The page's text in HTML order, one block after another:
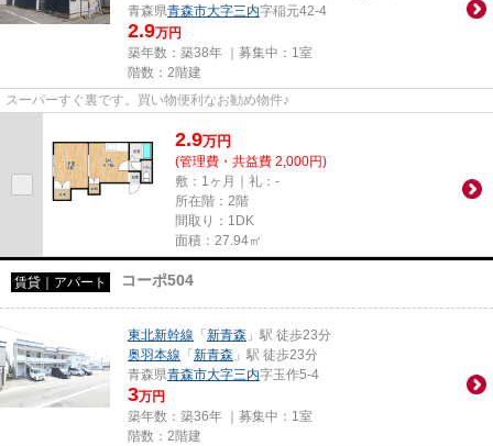
青森県青森市大字三内字稲元42-4
2.9万円
築年数：築38年 ｜募集中： 1室
階数：2階建
スーパーすぐ裏です。買い物便利なお勧め物件♪
2.9万円
(管理費・共益費 2,000円)
敷：1ヶ月｜礼：-
所在階：2階
間取り：1DK
面積：27.94㎡
賃貸｜アパート コーポ504
東北新幹線 「 新青森 」駅 徒歩23分
奥羽本線 「 新青森 」駅 徒歩23分
青森県青森市大字三内字玉作5-4
3万円
築年数：築36年 ｜募集中： 1室
階数：2階建